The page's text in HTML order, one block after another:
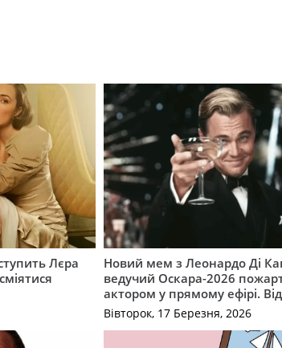
Лєра
Новий мем з Леонардо Ді
ведучий Оскара-2026
актором у прямому ефірі.
Вівторок, 17 Березня, 2026